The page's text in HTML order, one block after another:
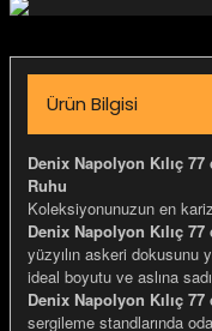
Ürün Bilgisi
Denix Napolyon Kılıç
Ruhu
Koleksiyonunuzun en
Denix Napolyon Kılıç 77
yüzyılın askeri dokusunu
ideal boyutu ve aslına
Denix Napolyon Kılıç 77
sergileme standlarında